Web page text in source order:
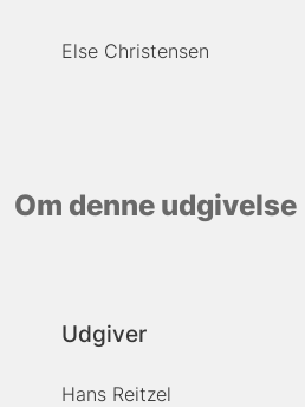
Else Christensen
Om denne udgivelse
Udgiver
Hans Reitzel